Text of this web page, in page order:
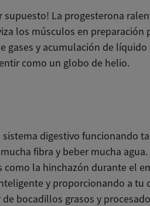
supuesto! La progesterona
los músculos en preparación
gases y acumulación de
como un globo de helio.
digestivo funcionando
fibra y beber mucha
como la hinchazón durante el
y proporcionando a tu
bocadillos grasos y